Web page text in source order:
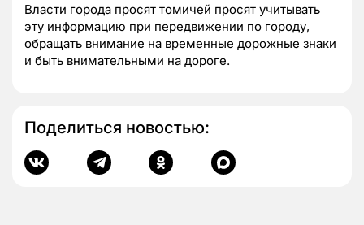
Власти города просят томичей просят учитывать
эту информацию при передвижении по городу,
обращать внимание на временные дорожные знаки
и быть внимательными на дороге.
Поделиться новостью: